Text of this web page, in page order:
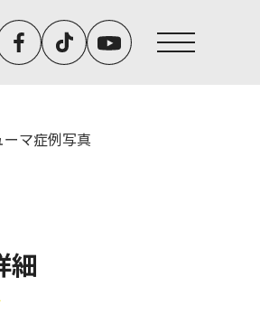
マ症例写真
細